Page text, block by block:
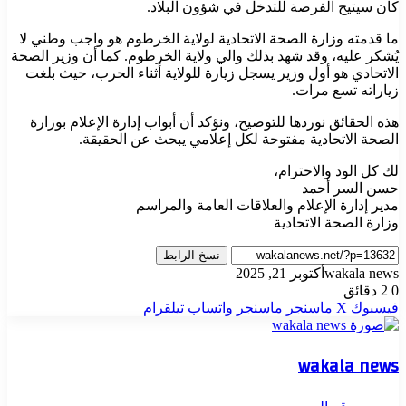
كان سيتيح الفرصة للتدخل في شؤون البلاد.
ما قدمته وزارة الصحة الاتحادية لولاية الخرطوم هو واجب وطني لا
يُشكر عليه، وقد شهد بذلك والي ولاية الخرطوم. كما أن وزير الصحة
الاتحادي هو أول وزير يسجل زيارة للولاية أثناء الحرب، حيث بلغت
زياراته تسع مرات.
هذه الحقائق نوردها للتوضيح، ونؤكد أن أبواب إدارة الإعلام بوزارة
الصحة الاتحادية مفتوحة لكل إعلامي يبحث عن الحقيقة.
لك كل الود والاحترام،
حسن السر أحمد
مدير إدارة الإعلام والعلاقات العامة والمراسم
وزارة الصحة الاتحادية
نسخ الرابط
wakala news أكتوبر 21, 2025
0
فيسبوك ‫X ماسنجر ماسنجر واتساب تيلقرام
wakala news